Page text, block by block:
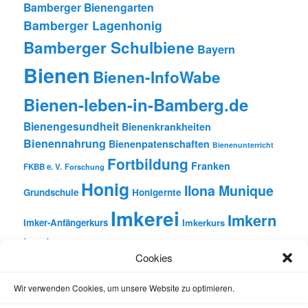
Cookies
Wir verwenden Cookies, um unsere Website zu optimieren.
Bamberger Bienengarten
Bamberger Lagenhonig
Bamberger Schulbiene Bayern
Bienen Bienen-InfoWabe
Bienen-leben-in-Bamberg.de
Bienengesundheit Bienenkrankheiten
Bienennahrung Bienenpatenschaften Bienenunterricht
FKBB e. V. Forschung Fortbildung Franken
Grundschule Honig Honigernte Ilona Munique
Imker-Anfängerkurs Imkerei Imkerkurs Imkern
Insekten
Natur Oberfranken
Unterricht